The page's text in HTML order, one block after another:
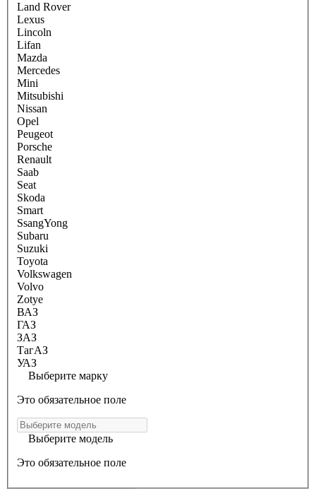
Land Rover
Lexus
Lincoln
Lifan
Mazda
Mercedes
Mini
Mitsubishi
Nissan
Opel
Peugeot
Porsche
Renault
Saab
Seat
Skoda
Smart
SsangYong
Subaru
Suzuki
Toyota
Volkswagen
Volvo
Zotye
ВАЗ
ГАЗ
ЗАЗ
ТагАЗ
УАЗ
Выберите марку
Это обязательное поле
Выберите модель
Это обязательное поле